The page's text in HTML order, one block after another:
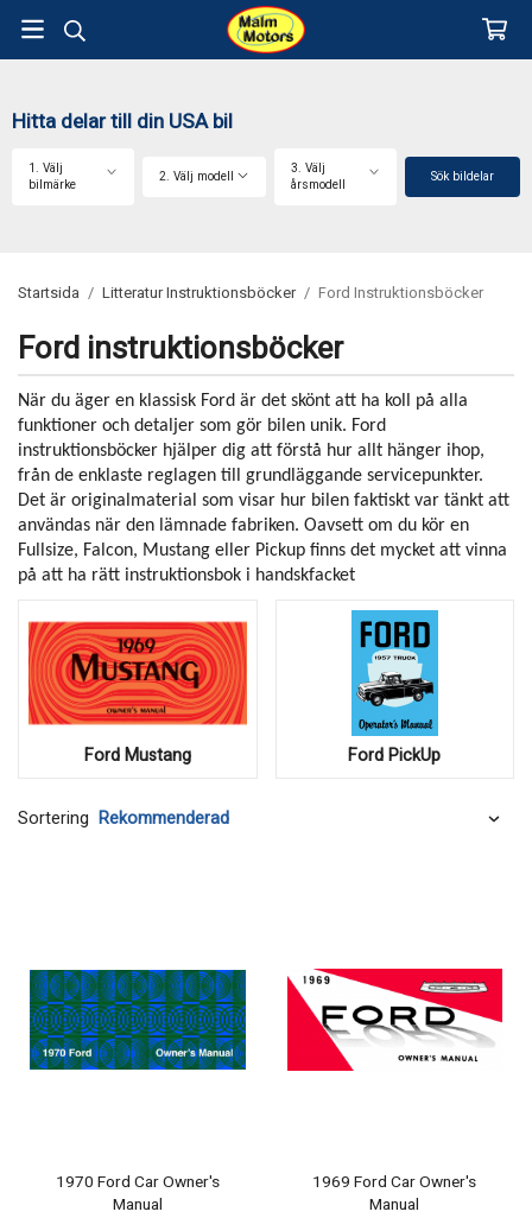
Hitta delar till din USA bil
1. Välj
bilmärke
2. Välj modell
3. Välj
årsmodell
Sök bildelar
Startsida / Litteratur Instruktionsböcker / Ford Instruktionsböcker
Ford instruktionsböcker
När du äger en klassisk Ford är det skönt att ha koll på alla
funktioner och detaljer som gör bilen unik. Ford
instruktionsböcker hjälper dig att förstå hur allt hänger ihop,
från de enklaste reglagen till grundläggande servicepunkter.
Det är originalmaterial som visar hur bilen faktiskt var tänkt att
användas när den lämnade fabriken. Oavsett om du kör en
Fullsize, Falcon, Mustang eller Pickup finns det mycket att vinna
på att ha rätt instruktionsbok i handskfacket
Ford Mustang Ford PickUp
Sortering
1970 Ford Car Owner's
Manual
1969 Ford Car Owner's
Manual